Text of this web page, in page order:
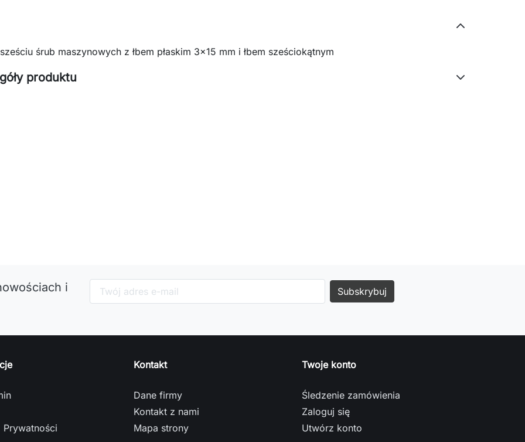
śrub maszynowych z łbem płaskim 3x15 mm i łbem sześciokątnym
produktu
i
Prywatności
Kontakt
Dane firmy
Kontakt z nami
Mapa strony
Twoje konto
Śledzenie zamówienia
Zaloguj się
Utwórz konto